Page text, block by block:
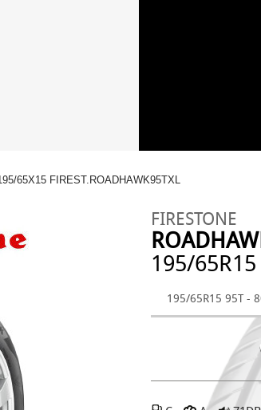
65X15 FIREST.ROADHAWK95TXL
FIRESTONE
195/
195/65R15 95T -